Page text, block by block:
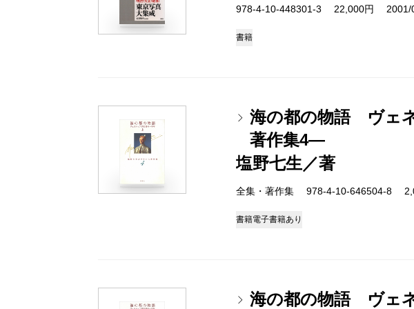
978-4-10-448301-3 22,000円 2001/
書籍
海の都の物語 ヴェ
著作集4―
塩野七生／著
全集・著作集 978-4-10-646504-8
書籍電子書籍あり
海の都の物語 ヴェ